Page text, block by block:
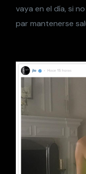
vaya en el día, si
par mantenerse